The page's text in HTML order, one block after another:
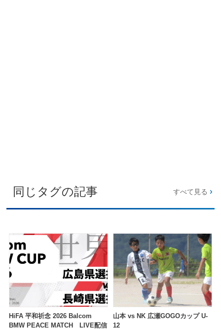
同じタグの記事 すべて見る
HiFA 平和祈念 2026 Balcom
BMW PEACE MATCH LIVE配信
山本 vs NK 広瀬GOGOカップ U-
12